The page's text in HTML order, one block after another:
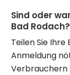
Sind oder
Bad Rodach?
Teilen Sie
Anmeldung
Verbrauchern